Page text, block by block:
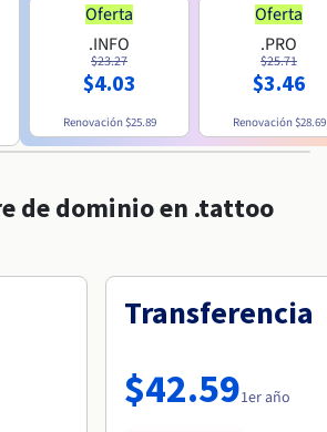
Oferta
.INFO
$23.27
$4.03
Renovación$25.89
Oferta
.PRO
$25.71
$3.46
Renovación$28.69
de dominio en .tattoo
Transferencia
$42.591er año